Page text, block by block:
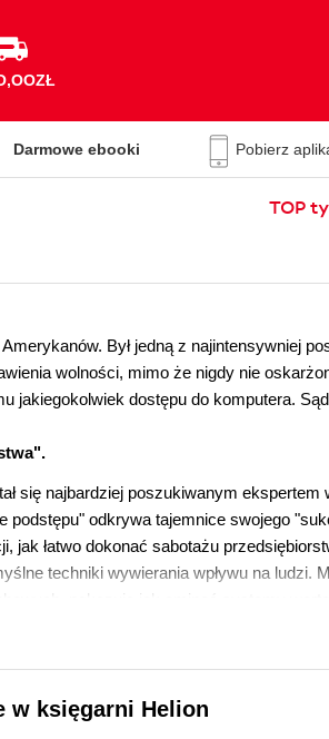
Darmowe ebooki Pobierz
TOP
Był jedną z najintensywniej
wolności, mimo że nigdy nie
jakiegokolwiek dostępu do komputera.
się najbardziej poszukiwanym
odkrywa tajemnice swojego
jak łatwo dokonać sabotażu
techniki wywierania wpływu na ludzi.
w księgarni Helion